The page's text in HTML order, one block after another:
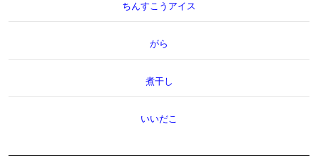
ちんすこうアイス
がら
煮干し
いいだこ